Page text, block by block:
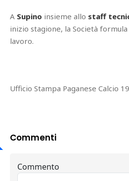
A Supino insieme allo staff
inizio stagione, la Società
lavoro.
Ufficio Stampa Paganese Calcio
Commenti